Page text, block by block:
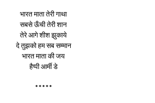
भारत माता तेरी गाथा
सबसे ऊँची तेरी शान
तेरे आगे शीश झुकाये
दे तुझको हम सब सम्मान
भारत माता की जय
हैप्पी आर्मी डे
*****